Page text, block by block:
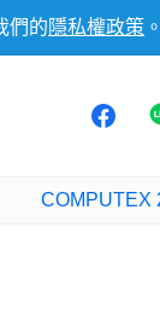
們的 隱私權政策 。
COMPUTEX